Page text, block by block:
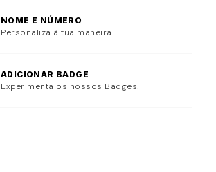
NOME E NÚMERO
Personaliza à tua maneira.
ADICIONAR BADGE
Experimenta os nossos Badges!